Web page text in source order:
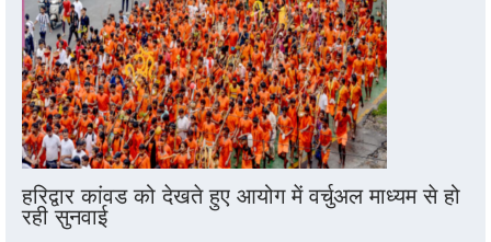
हरिद्वार कांवड को देखते हुए आयोग में वर्चुअल माध्यम से हो
रही सुनवाई